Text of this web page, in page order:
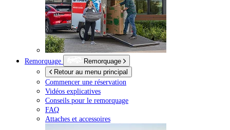
Remorquage
Remorquage
Retour au menu principal
Commencer une réservation
Vidéos explicatives
Conseils pour le remorquage
FAQ
Attaches et accessoires